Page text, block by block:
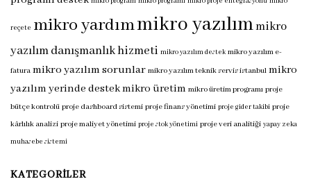
reçete mikro yardımmikro yazılımmikro
yazılım danışmanlık hizmeti mikro yazılım destek mikro yazılım e-
fatura mikro yazılım sorunlar mikro yazılım teknik servis istanbul mikro
yazılım yerinde destekmikro üretim mikro üretim programı proje
bütçe kontrolü proje dashboard sistemi proje finans yönetimi proje gider takibi proje
kârlılık analizi proje maliyet yönetimi proje stok yönetimi proje veri analitiği yapay zeka
muhasebe sistemi
KATEGORILER